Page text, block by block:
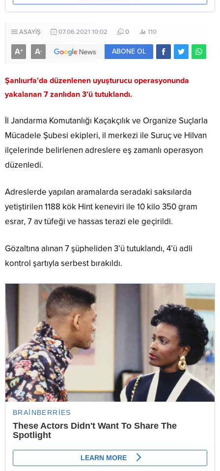
ASAYİŞ 07.06.2021 10:02 0 110
A+ A- ABONE OL
Şanlıurfa’da düzenlenen uyuşturucu operasyonunda
yakalanan 7 zanlıdan 3’ü tutuklandı.
İl Jandarma Komutanlığı Kaçakçılık ve Organize Suçlarla
Mücadele Şubesi ekipleri, il merkezi ile Suruç ve Hilvan
ilçelerinde belirlenen adreslere eş zamanlı operasyon
düzenledi.
Adreslerde yapılan aramalarda seradaki saksılarda
yetiştirilen 1188 kök Hint keneviri ile 10 kilo 350 gram
esrar, 7 av tüfeği ve hassas terazi ele geçirildi.
Gözaltına alınan 7 şüpheliden 3’ü tutuklandı, 4’ü adli
kontrol şartıyla serbest bırakıldı.